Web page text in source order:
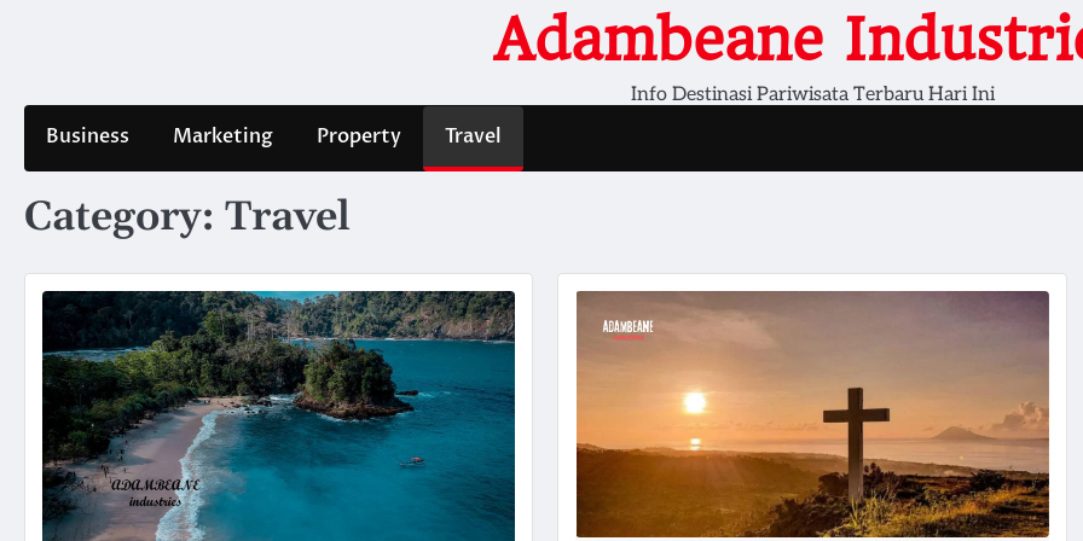
Adambeane
Info Destinasi Pariwisata Terbaru Hari Ini
Business Marketing Property Travel
Category: Travel